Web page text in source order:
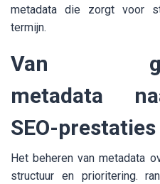
metadata die zorgt voor
termijn.
Van
metadata
SEO-prestaties
Het beheren van metadata
structuur en prioritering.